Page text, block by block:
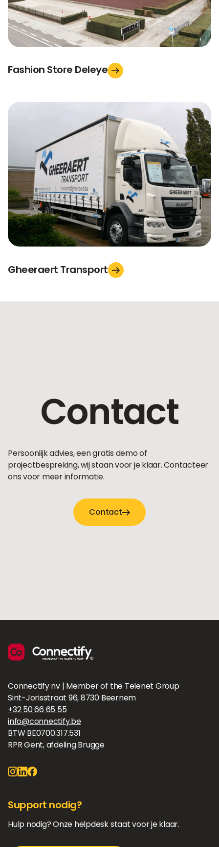
Fashion Store Deleye
Gheeraert Transport
Contact
Persoonlijk advies, een gratis demo of
projectbespreking, wij staan voor je klaar. Contacteer
ons voor meer informatie.
Contact
Connectify nv | Member of the Telenet Group
Sint-Jorisstraat 96, 8730 Beernem
+32 50 66 65 55
info@connectify.be
BTW BE0700.317.531
RPR Gent, afdeling Brugge
Support nodig?
Hulp nodig? Onze helpdesk staat voor je klaar.